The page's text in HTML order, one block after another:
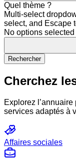
Quel thème ?
Multi-select
select, and Escape
No options selected
Rechercher
Cherchez
Explorez
services adaptés à
Affaires sociales